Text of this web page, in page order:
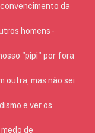
da
homens -
"pipi" por fora
outra, mas não sei
e ver os
de